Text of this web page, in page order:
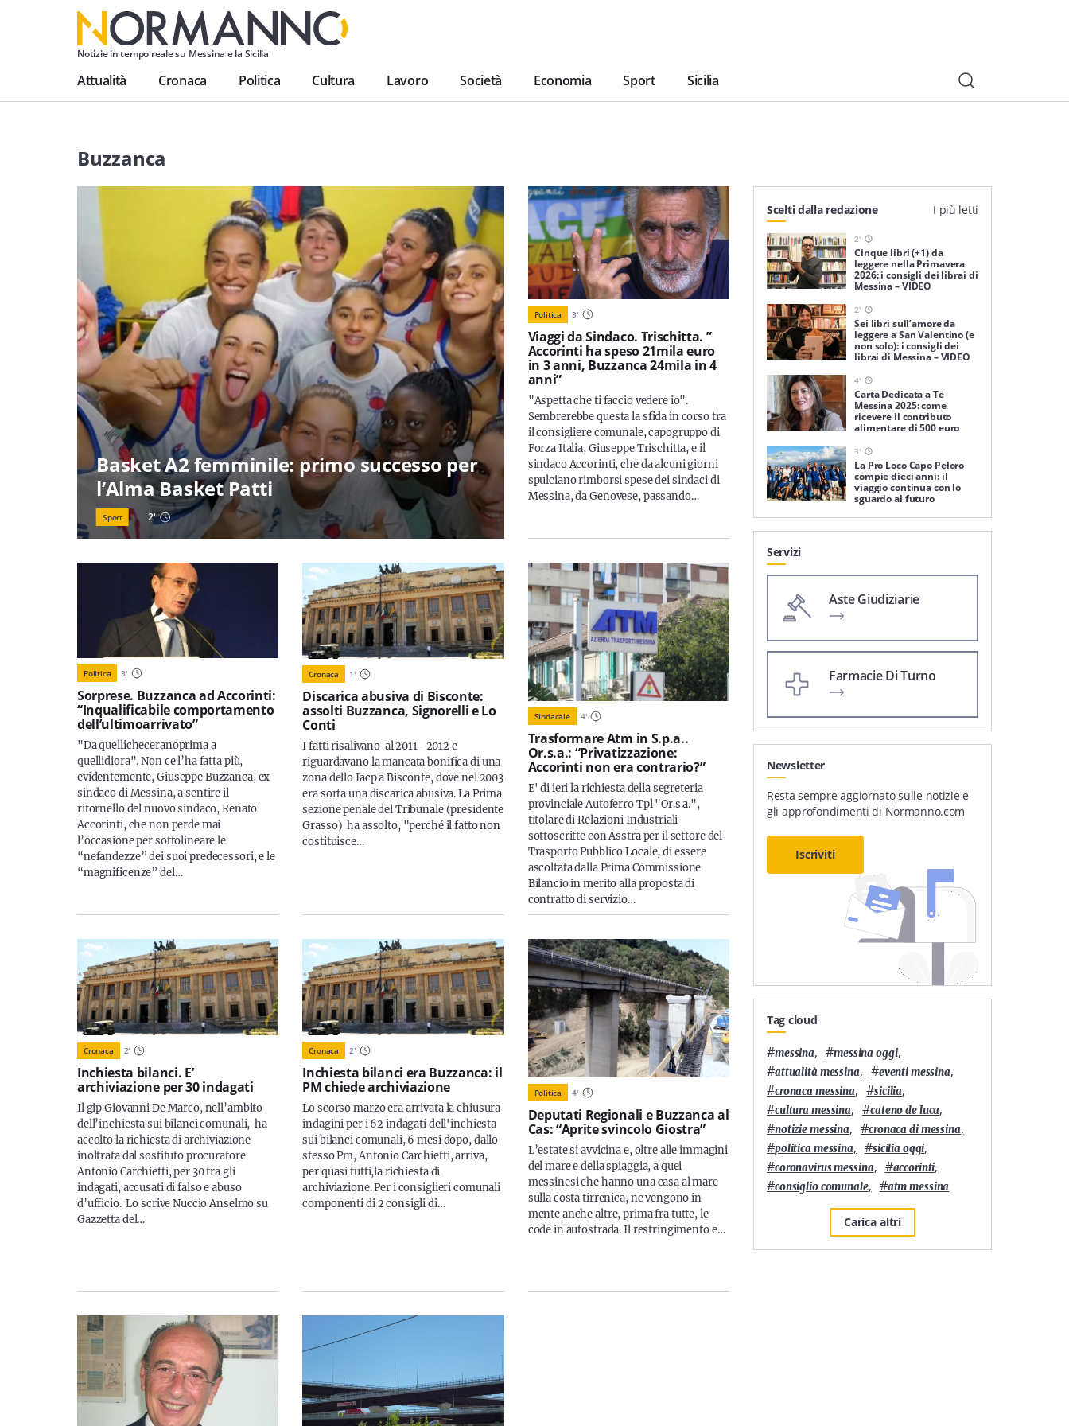
Notizie in tempo reale su Messina e la Sicilia
Attualità Cronaca Politica Cultura Lavoro Società Economia Sport Sicilia
Buzzanca
Basket A2 femminile: primo successo per
l’Alma Basket Patti
Sport 2'
Politica 3'
Viaggi da Sindaco. Trischitta. ”
Accorinti ha speso 21mila euro
in 3 anni, Buzzanca 24mila in 4
anni”
"Aspetta che ti faccio vedere io".
Sembrerebbe questa la sfida in corso tra
il consigliere comunale, capogruppo di
Forza Italia, Giuseppe Trischitta, e il
sindaco Accorinti, che da alcuni giorni
spulciano rimborsi spese dei sindaci di
Messina, da Genovese, passando…
Politica 3'
Sorprese. Buzzanca ad Accorinti:
“Inqualificabile comportamento
dell’ultimoarrivato”
"Da quellicheceranoprima a
quellidiora". Non ce l’ha fatta più,
evidentemente, Giuseppe Buzzanca, ex
sindaco di Messina, a sentire il
ritornello del nuovo sindaco, Renato
Accorinti, che non perde mai
l’occasione per sottolineare le
“nefandezze” dei suoi predecessori, e le
“magnificenze” del…
Cronaca 1'
Discarica abusiva di Bisconte:
assolti Buzzanca, Signorelli e Lo
Conti
I fatti risalivano al 2011- 2012 e
riguardavano la mancata bonifica di una
zona dello Iacp a Bisconte, dove nel 2003
era sorta una discarica abusiva. La Prima
sezione penale del Tribunale (presidente
Grasso) ha assolto, "perché il fatto non
costituisce…
Sindacale 4'
Trasformare Atm in S.p.a..
Or.s.a.: “Privatizzazione:
Accorinti non era contrario?”
E' di ieri la richiesta della segreteria
provinciale Autoferro Tpl "Or.s.a.",
titolare di Relazioni Industriali
sottoscritte con Asstra per il settore del
Trasporto Pubblico Locale, di essere
ascoltata dalla Prima Commissione
Bilancio in merito alla proposta di
contratto di servizio…
Cronaca 2'
Inchiesta bilanci. E’
archiviazione per 30 indagati
Il gip Giovanni De Marco, nell’ambito
dell’inchiesta sui bilanci comunali, ha
accolto la richiesta di archiviazione
inoltrata dal sostituto procuratore
Antonio Carchietti, per 30 tra gli
indagati, accusati di falso e abuso
d’ufficio. Lo scrive Nuccio Anselmo su
Gazzetta del…
Cronaca 2'
Inchiesta bilanci era Buzzanca: il
PM chiede archiviazione
Lo scorso marzo era arrivata la chiusura
indagini per i 62 indagati dell'inchiesta
sui bilanci comunali, 6 mesi dopo, dallo
stesso Pm, Antonio Carchietti, arriva,
per quasi tutti,la richiesta di
archiviazione. Per i consiglieri comunali
componenti di 2 consigli di…
Politica 4'
Deputati Regionali e Buzzanca al
Cas: “Aprite svincolo Giostra”
L’estate si avvicina e, oltre alle immagini
del mare e della spiaggia, a quei
messinesi che hanno una casa al mare
sulla costa tirrenica, ne vengono in
mente anche altre, prima fra tutte, le
code in autostrada. Il restringimento e…
Scelti dalla redazione I più letti
2'
Cinque libri (+1) da
leggere nella Primavera
2026: i consigli dei librai di
Messina – VIDEO
2'
Sei libri sull’amore da
leggere a San Valentino (e
non solo): i consigli dei
librai di Messina – VIDEO
4'
Carta Dedicata a Te
Messina 2025: come
ricevere il contributo
alimentare di 500 euro
3'
La Pro Loco Capo Peloro
compie dieci anni: il
viaggio continua con lo
sguardo al futuro
Servizi
Aste Giudiziarie
Farmacie Di Turno
Newsletter
Resta sempre aggiornato sulle notizie e
gli approfondimenti di Normanno.com
Iscriviti
Tag cloud
#messina, #messina oggi,
#attualità messina, #eventi messina,
#cronaca messina, #sicilia,
#cultura messina, #cateno de luca,
#notizie messina, #cronaca di messina,
#politica messina, #sicilia oggi,
#coronavirus messina, #accorinti,
#consiglio comunale, #atm messina
Carica altri